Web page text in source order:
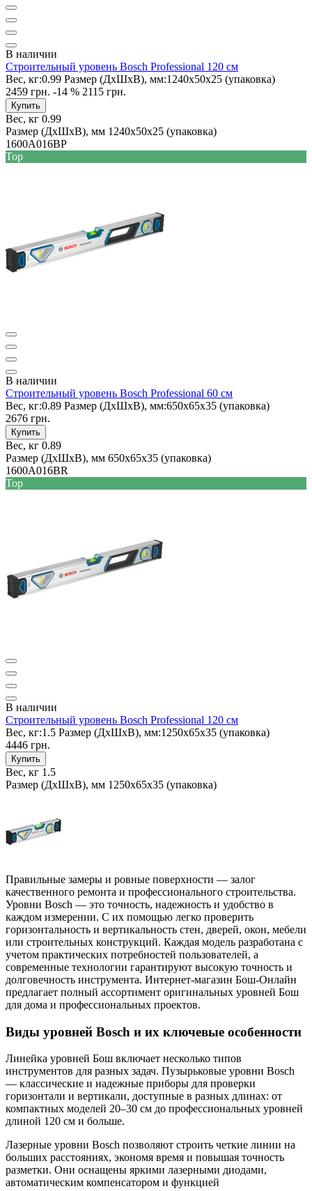
В наличии
Строительный уровень Bosch Professional 120 см
Вес, кг:0.99 Размер (ДxШxВ), мм:1240х50х25 (упаковка)
2459 грн. -14 % 2115 грн.
Купить
Вес, кг 0.99
Размер (ДxШxВ), мм 1240х50х25 (упаковка)
1600A016BP
Top
В наличии
Строительный уровень Bosch Professional 60 см
Вес, кг:0.89 Размер (ДxШxВ), мм:650х65х35 (упаковка)
2676 грн.
Купить
Вес, кг 0.89
Размер (ДxШxВ), мм 650х65х35 (упаковка)
1600A016BR
Top
В наличии
Строительный уровень Bosch Professional 120 см
Вес, кг:1.5 Размер (ДxШxВ), мм:1250х65х35 (упаковка)
4446 грн.
Купить
Вес, кг 1.5
Размер (ДxШxВ), мм 1250х65х35 (упаковка)
Правильные замеры и ровные поверхности — залог
качественного ремонта и профессионального строительства.
Уровни Bosch — это точность, надежность и удобство в
каждом измерении. С их помощью легко проверить
горизонтальность и вертикальность стен, дверей, окон, мебели
или строительных конструкций. Каждая модель разработана с
учетом практических потребностей пользователей, а
современные технологии гарантируют высокую точность и
долговечность инструмента. Интернет-магазин Бош-Онлайн
предлагает полный ассортимент оригинальных уровней Бош
для дома и профессиональных проектов.
Виды уровней Bosch и их ключевые особенности
Линейка уровней Бош включает несколько типов
инструментов для разных задач. Пузырьковые уровни Bosch
— классические и надежные приборы для проверки
горизонтали и вертикали, доступные в разных длинах: от
компактных моделей 20–30 см до профессиональных уровней
длиной 120 см и больше.
Лазерные уровни Bosch позволяют строить четкие линии на
больших расстояниях, экономя время и повышая точность
разметки. Они оснащены яркими лазерными диодами,
автоматическим компенсатором и функцией